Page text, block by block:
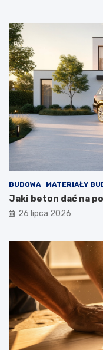
BUDOWA MATERIAŁY
Jaki beton dać na
26 lipca 2026